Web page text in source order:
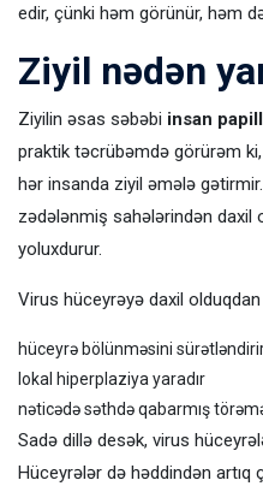
edir, çünki həm görünür, həm
Ziyil nədən
Ziyilin əsas səbəbi insan
praktik təcrübəmdə görürəm ki,
hər insanda ziyil əmələ
zədələnmiş sahələrindən daxil
yoluxdurur.
Virus hüceyrəyə daxil
hüceyrə bölünməsini
lokal hiperplaziya yaradır
nəticədə səthdə qabarmış
Sadə dillə desək, virus
Hüceyrələr də həddindən artıq